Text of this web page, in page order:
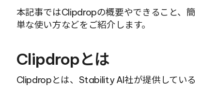
本記事ではClipdropの概要やできること、簡
単な使い方などをご紹介します。
Clipdropとは
Clipdropとは、Stability AI社が提供している